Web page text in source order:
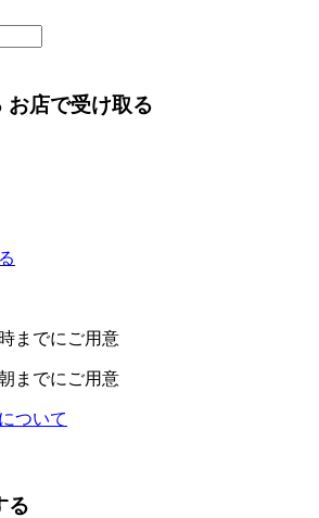
お店で受け取る
までにご用意
までにご用意
ついて
る